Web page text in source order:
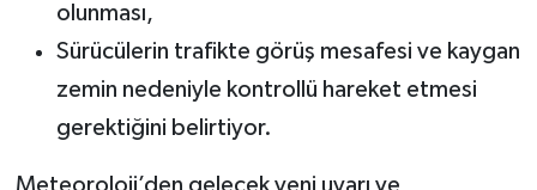
olunması,
Sürücülerin trafikte görüş mesafesi ve kaygan
zemin nedeniyle kontrollü hareket etmesi
gerektiğini belirtiyor.